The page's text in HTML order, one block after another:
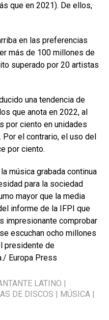
que en 2021). De ellos,
en las preferencias
más de 100 millones de
superado por 20 artistas
una tendencia de
que anota en 2022, al
por ciento en unidades
el contrario, el uso del
por ciento.
música grabada continua
para la sociedad
mayor que la media
informe de la IFPI que
impresionante comprobar
escuchan ocho millones
presidente de
Europa Press
LATINO
DE DISCOS MÚSICA